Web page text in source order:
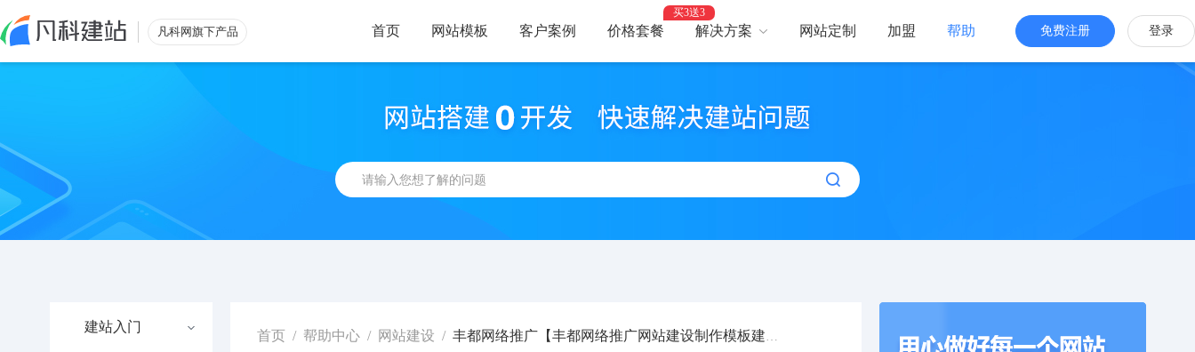
凡科网旗下产品 免费注册 登录
首页 网站模板 客户案例 价格套餐
买3送3
解决方案
智能建站，高效优化 助力品牌出海
开启全新交互体验
网站定制 加盟 帮助
建站入门
首页 / 帮助中心 / 网站建设 / 丰都网络推广【丰都网络推广网站建设制作模板建站】